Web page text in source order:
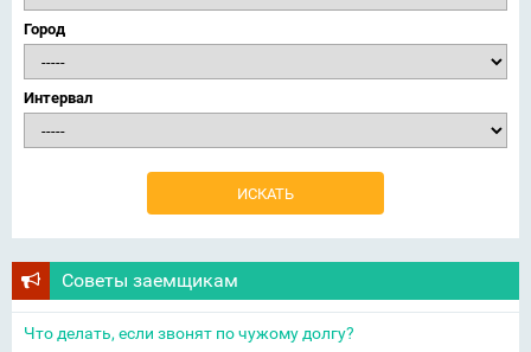
Город
Интервал
Советы заемщикам
Что делать, если звонят по чужому долгу?